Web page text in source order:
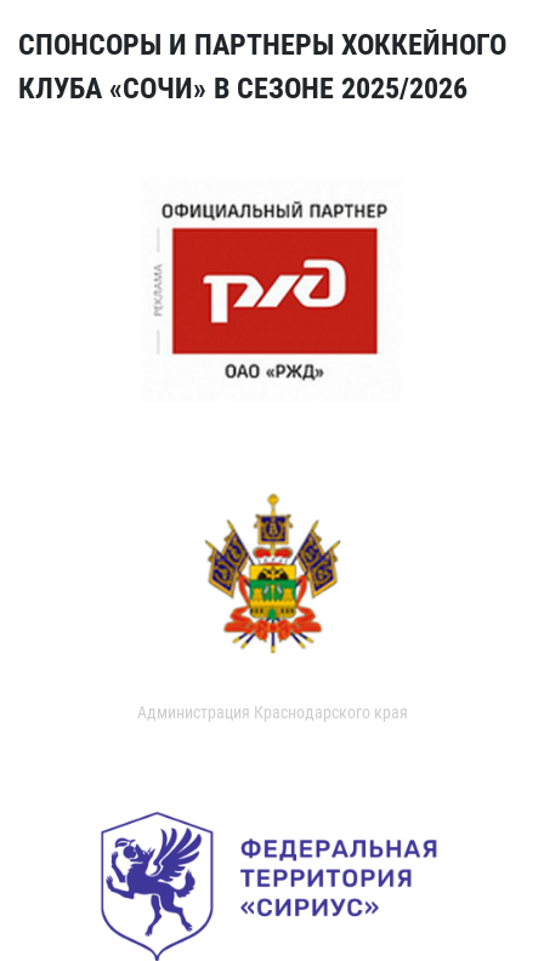
СПОНСОРЫ И ПАРТНЕРЫ ХОККЕЙНОГО
КЛУБА «СОЧИ» В СЕЗОНЕ 2025/2026
Администрация Краснодарского края